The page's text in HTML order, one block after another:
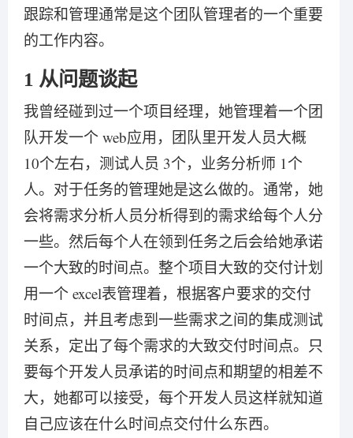
跟踪和管理通常是这个团队管理者的一个重要
的工作内容。
1 从问题谈起
我曾经碰到过一个项目经理，她管理着一个团
队开发一个 web应用，团队里开发人员大概
10个左右，测试人员 3个，业务分析师 1个
人。对于任务的管理她是这么做的。通常，她
会将需求分析人员分析得到的需求给每个人分
一些。然后每个人在领到任务之后会给她承诺
一个大致的时间点。整个项目大致的交付计划
用一个 excel表管理着，根据客户要求的交付
时间点，并且考虑到一些需求之间的集成测试
关系，定出了每个需求的大致交付时间点。只
要每个开发人员承诺的时间点和期望的相差不
大，她都可以接受，每个开发人员这样就知道
自己应该在什么时间点交付什么东西。